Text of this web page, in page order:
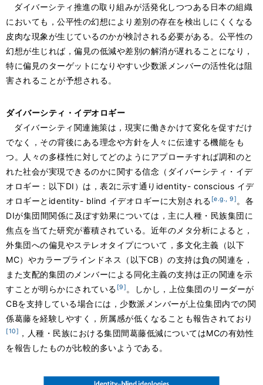
ダイバーシティ推進の取り組みが活発化しつつある日本の組織
においても，公平性の幻想により差別の存在を検出しにくくなる
皮肉な現象が生じているのかが検討される必要がある。公平性の
幻想が生じれば，偏見の低減や差別の解消が遅れることになり，
特に偏見のターゲットになりやすい少数派メンバーの活性化は阻
害されることが予想される。
ダイバーシティ・イデオロギー
ダイバーシティ関連施策は，現実に働きかけて変化を促すだけ
でなく，その背後にある理念や方針を人々に伝達する機能をも
つ。人々の多様性に対してどのようにアプローチすれば調和のと
れた社会が実現できるのかに関する信念（ダイバーシティ・イデ
オロギー：以下DI）は，表2に示す通りidentity- conscious イデ
オロギーとidentity- blind イデオロギーに大別される [e.g., 9] 。各
DIが集団間関係に及ぼす効果については，主に人種・民族集団に
焦点を当てた研究が蓄積されている。近年のメタ分析によると，
外集団への偏見やステレオタイプについて，多文化主義（以下
MC）やカラーブラインドネス（以下CB）の支持は負の関連を，
また支配的集団のメンバーによる同化主義の支持は正の関連を示
すことが明らかにされている [9] 。しかし，上位集団のリーダーが
CBを支持している場合には，少数派メンバーが上位集団内での関
係葛藤を経験しやすく，所属感が低くなることも報告されており
[10] ，人種・民族における集団間葛藤低減についてはMCの有効性
を報告したものが比較的多いようである。